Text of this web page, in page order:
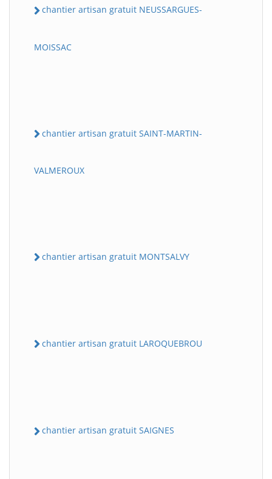
chantier artisan gratuit NEUSSARGUES-
MOISSAC
chantier artisan gratuit SAINT-MARTIN-
VALMEROUX
chantier artisan gratuit MONTSALVY
chantier artisan gratuit LAROQUEBROU
chantier artisan gratuit SAIGNES